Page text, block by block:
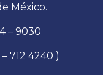
México.
– 9030
712 4240 )